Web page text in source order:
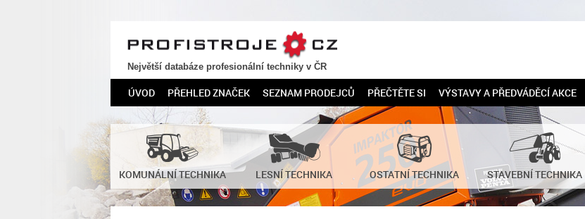
PROFISTROJE.CZ
Největší databáze profesionální techniky v ČR
ÚVOD PŘEHLED ZNAČEK SEZNAM PRODEJCŮ PŘEČTĚTE SI VÝSTAVY A PŘEDVÁDĚCÍ AKCE
KOMUNÁLNÍ TECHNIKA LESNÍ TECHNIKA OSTATNÍ TECHNIKA STAVEBNÍ TECHNIKA